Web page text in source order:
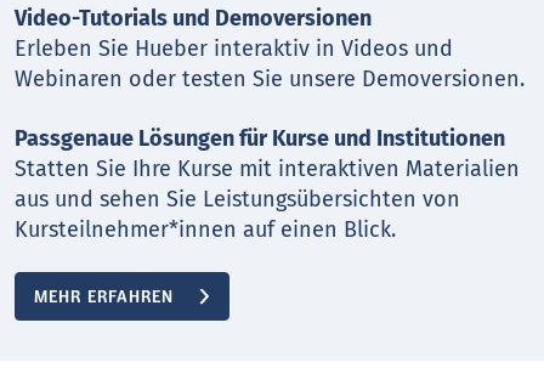
Video-Tutorials und Demoversionen
Erleben Sie Hueber interaktiv in Videos und
Webinaren oder testen Sie unsere Demoversionen.
Passgenaue Lösungen für Kurse und Institutionen
Statten Sie Ihre Kurse mit interaktiven Materialien
aus und sehen Sie Leistungsübersichten von
Kursteilnehmer*innen auf einen Blick.
MEHR ERFAHREN